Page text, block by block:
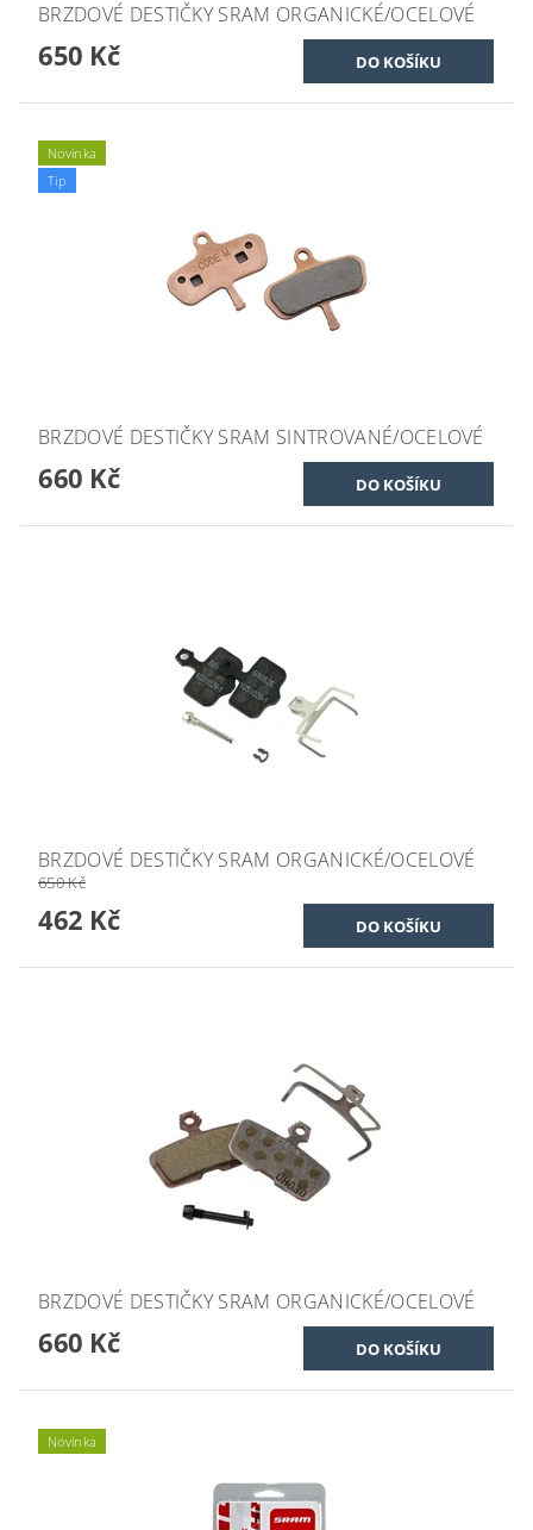
BRZDOVÉ DESTIČKY SRAM ORGANICKÉ/OCELOVÉ
650 Kč
Novinka
Tip
BRZDOVÉ DESTIČKY SRAM SINTROVANÉ/OCELOVÉ
660 Kč
BRZDOVÉ DESTIČKY SRAM ORGANICKÉ/OCELOVÉ
650 Kč
462 Kč
BRZDOVÉ DESTIČKY SRAM ORGANICKÉ/OCELOVÉ
660 Kč
Novinka